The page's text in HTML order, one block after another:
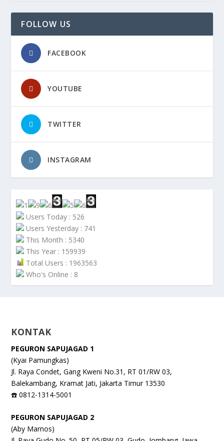
FOLLOW US
FACEBOOK
YOUTUBE
TWITTER
INSTAGRAM
Users Today : 526
Users Yesterday : 741
This Month : 5340
This Year : 159939
Total Users : 1963563
Who's Online : 8
KONTAK
PEGURON SAPUJAGAD 1
(Kyai Pamungkas)
Jl. Raya Condet, Gang Kweni No.31, RT 01/RW 03,
Balekambang, Kramat Jati, Jakarta Timur 13530
☎️ 0812-1314-5001
PEGURON SAPUJAGAD 2
(Aby Marnos)